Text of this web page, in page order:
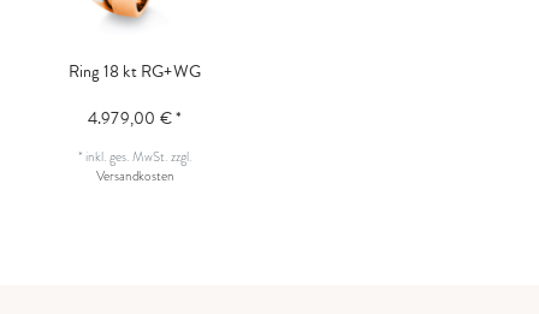
Ring 18 kt RG+WG
4.979,00 € *
* inkl. ges. MwSt.zzgl.
Versandkosten